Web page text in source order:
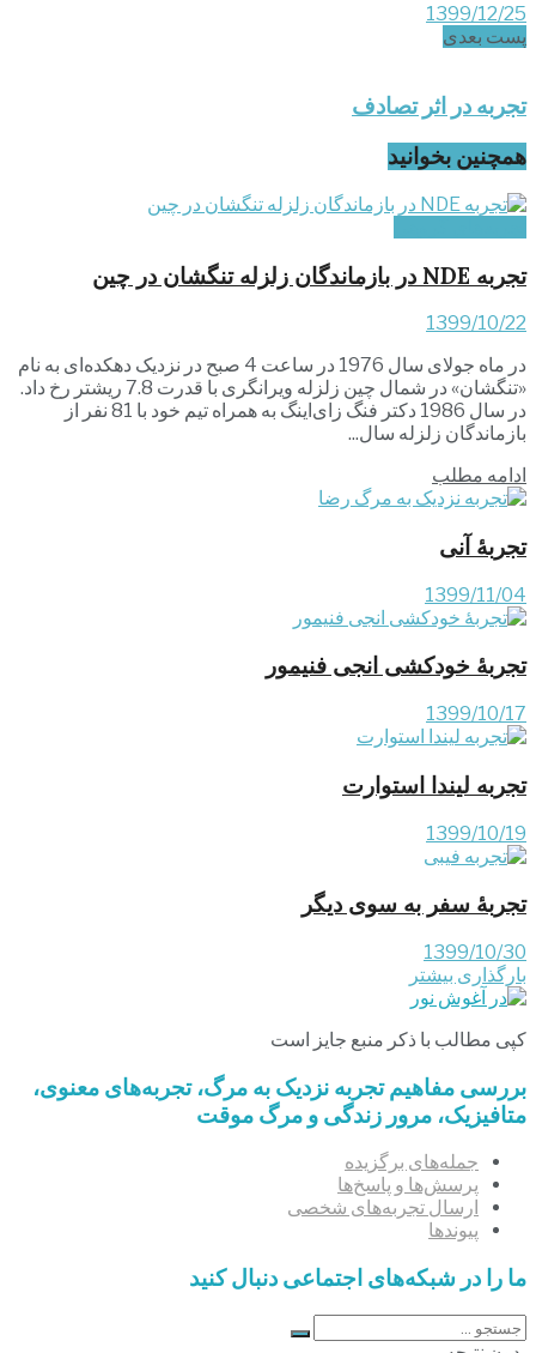
1399/12/25
پست‌ بعدی
تجربه در اثر تصادف
همچنین بخوانید
تجربه NDE در بازماندگان زلزله تنگشان در چین
1399/10/22
در ماه جولای سال 1976 در ساعت 4 صبح در نزدیک دهکده‌ای به نام
«تنگشان» در شمال چین زلزله ویرانگری با قدرت 7.8 ریشتر رخ داد.
در سال 1986 دکتر فنگ زای‌اینگ به همراه تیم خود با 81 نفر از
بازماندگان زلزله سال...
ادامه مطلب
تجربۀ آنی
1399/11/04
تجربۀ خودکشی انجی فنیمور
1399/10/17
تجربه لیندا استوارت
1399/10/19
تجربۀ سفر به سوی دیگر
1399/10/30
بارگذاری بیشتر
کپی مطالب با ذکر منبع جایز است
بررسی مفاهیم تجربه‌ نزدیک به مرگ، تجربه‌های معنوی،
متافیزیک، مرور زندگی و مرگ موقت
جمله‌های برگزیده
پرسش‌ها و پاسخ‌ها
ارسال تجربه‌های شخصی
پیوندها
ما را در شبکه‌های اجتماعی دنبال کنید